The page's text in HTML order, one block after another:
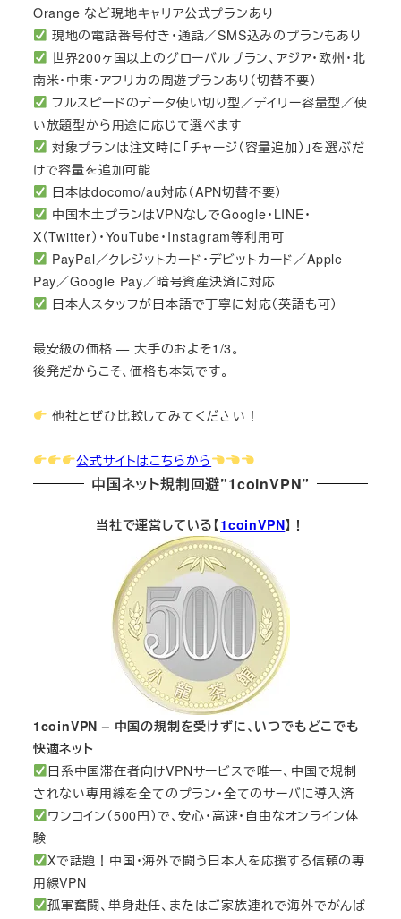
Orange など現地キャリア公式プランあり
現地の電話番号付き・通話／SMS込みのプランもあり
世界200ヶ国以上のグローバルプラン、アジア・欧州・北
南米・中東・アフリカの周遊プランあり（切替不要）
フルスピードのデータ使い切り型／デイリー容量型／使
い放題型から用途に応じて選べます
対象プランは注文時に「チャージ（容量追加）」を選ぶだ
けで容量を追加可能
日本はdocomo/au対応（APN切替不要）
中国本土プランはVPNなしでGoogle・LINE・
X（Twitter）・YouTube・Instagram等利用可
PayPal／クレジットカード・デビットカード／Apple
Pay／Google Pay／暗号資産決済に対応
日本人スタッフが日本語で丁寧に対応（英語も可）
最安級の価格 — 大手のおよそ1/3。
後発だからこそ、価格も本気です。
他社とぜひ比較してみてください！
公式サイトはこちらから
中国ネット規制回避”1coinVPN”
当社で運営している【1coinVPN】！
1coinVPN – 中国の規制を受けずに、いつでもどこでも
快適ネット
日系中国滞在者向けVPNサービスで唯一、中国で規制
されない専用線を全てのプラン・全てのサーバに導入済
ワンコイン（500円）で、安心・高速・自由なオンライン体
験
Xで話題！中国・海外で闘う日本人を応援する信頼の専
用線VPN
孤軍奮闘、単身赴任、またはご家族連れで海外でがんば